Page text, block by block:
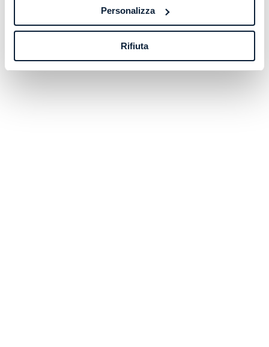
Personalizza
Rifiuta